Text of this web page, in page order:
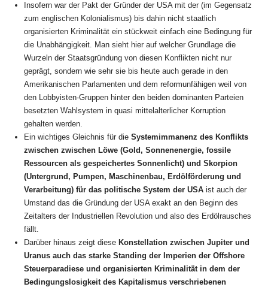
Insofern war der Pakt der Gründer der USA mit der (im Gegensatz
zum englischen Kolonialismus) bis dahin nicht staatlich
organisierten Kriminalität ein stückweit einfach eine Bedingung für
die Unabhängigkeit. Man sieht hier auf welcher Grundlage die
Wurzeln der Staatsgründung von diesen Konflikten nicht nur
geprägt, sondern wie sehr sie bis heute auch gerade in den
Amerikanischen Parlamenten und dem reformunfähigen weil von
den Lobbyisten-Gruppen hinter den beiden dominanten Parteien
besetzten Wahlsystem in quasi mittelalterlicher Korruption
gehalten werden.
Ein wichtiges Gleichnis für die Systemimmanenz des Konflikts
zwischen zwischen Löwe (Gold, Sonnenenergie, fossile
Ressourcen als gespeichertes Sonnenlicht) und Skorpion
(Untergrund, Pumpen, Maschinenbau, Erdölförderung und
Verarbeitung) für das politische System der USA ist auch der
Umstand das die Gründung der USA exakt an den Beginn des
Zeitalters der Industriellen Revolution und also des Erdölrausches
fällt.
Darüber hinaus zeigt diese Konstellation zwischen Jupiter und
Uranus auch das starke Standing der Imperien der Offshore
Steuerparadiese und organisierten Kriminalität in dem der
Bedingungslosigkeit des Kapitalismus verschriebenen